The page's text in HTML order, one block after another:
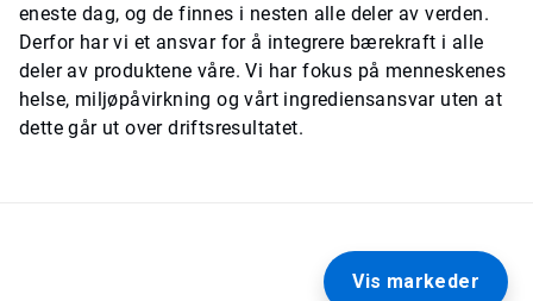
eneste dag, og de finnes i nesten alle deler av verden.
Derfor har vi et ansvar for å integrere bærekraft i alle
deler av produktene våre. Vi har fokus på menneskenes
helse, miljøpåvirkning og vårt ingrediensansvar uten at
dette går ut over driftsresultatet.
Vis markeder